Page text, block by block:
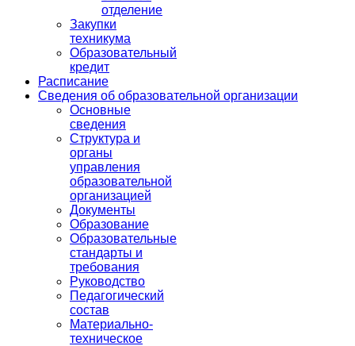
отделение
Закупки
техникума
Образовательный
кредит
Расписание
Сведения об образовательной организации
Основные
сведения
Структура и
органы
управления
образовательной
организацией
Документы
Образование
Образовательные
стандарты и
требования
Руководство
Педагогический
состав
Материально-
техническое